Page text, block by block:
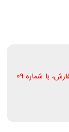
با شماره 09​​​​​​​